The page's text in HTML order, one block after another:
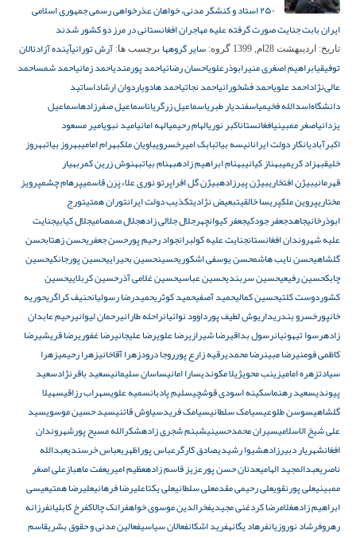
۲۵۰ استاد و کنشگر مدنی، خواهان عذرخواهی رسمی جمهوری اسلامی
ایران بابت جنایت صورت گرفته علیه مهاجران افغانستانی در مرز دو کشور شدند
تاریخ: اردیبهشت 28ام, 1399 گروه: سایر گروهها برچسب ها: آرش تورانیآینده آزادئالان
توفیقیابراهیم اصغری منیرابوذرعلویاحسان رضائیاحمد پورمندیاحمد زمانیاحمد شمساحمد
عالی‌نژاداحمد علویاحمد فشخورانیاحمد نجاتیاحمد هادویاردوان ارشاداساتید
دانشگاه‌اسدالله فخیمیاسفندیار طبریاسماعیل زرگریاناسماعیل صفرزادهاسماعیل
یزدانیاصغر ممبینیافغانستاناکبر نوریالهام رحیمیالهه امانیامید نبویامیر مسعود
اکبرآبادیانکار دولت ایرانانیسه بیاتبابک امیرخسرویباویان ملکبهرام امامیبهروز بیاتبهروز
خلیقبهزاد کریمیبهناز کیانیبهنام ابراهیم زادهبهنام بیاتبهنوش زرین کمربهیار
قهرمانیبیژن افتخاریبیژن پیرزادهبیژن گل افراپرتو نوری علاءپَرَن قاسمیپرهام چشمپرویز
مختاریپروین ملکپریسا خالقیتبعیض نژادیتکذیب دولت ایرانتوران همتیتورج
ابوذرخانیجاهدجعفر جودکیجعفر کیوانچهرجلال جلالی زادهجلال صمصامیجلال کیابیجنایت
علیه شهروندان افغانستانجنایت علیه کولبرانجواد رحیم پورحسن جعفریحسن زهتابحسن
گلشاهیحسن نایب هاشمحسن یوسفی اشکوریحسینحسین بحیراییحسین پورجانکیحسین
چابکحسین رفیعیحسین سربندیحسین عباسیحسین غلامی آذرحسین کربلاییحسین
کشوردوست کلتیحسین کمالیحمید آصفیحمید کوثریحمیدرضا رسولیانحنیف کراگریحوریه
خانپورخسرو بندریداریوش لطیف پورداوود نوائیانراحله طارانیرحمان لیوانیرحیم عابدان
زادهرسوا تیهوئیانرسول بداقیرضا شیرازیرضا علویرضا علیجانیرضا غفوریرضا قریشیرضا
کاظمی فومنیرضا مبینرضا محمدیرقیه زارع پورروجا درودزهرا آقاخانیزهرا رحیمیزهرا
سیادتزهره امامیزینب محویژیلا مکوندیسارا امانیساسان سلیمانیسعید باقرنژادسعید
پیوندیسعید رهنماسکینه اسودی قوشچیسلیم پادبانسمیه علویسهراب رزاقیسهیلا
گلشاهیسوسن طلوعیسیامک سلطانیسیامک فریدسیاوش قائنیسید حسین موسویسید
علی شیخ الاسلامیسیران محمدحسینیشبنم شجری زادهشکرالله مسیح پورشهروندان
افغانشهریار دبیرزادهشیوا رشیدیصادق کارگرعباس پوراظهریعباس خرسندیعبدالله
ناصریعبدالمجید الهامیعدنان حسن پورعزیز قاسم زادهعظیم امیریعفت ماهبازعلی اصغر
ممبینیعلی پورنقویعلی رحیمی مقدمعلی سلطانیعلی یکتاعلیرضا فرهانیعلیرضا همتیعیسی
ابراهیم زادهغلامرضا کردغنی مجیدیفخرالدین موسوی خواهفرانک چالاکفرخ کابلیانفرزانه
رهروفرشاد نوروزیانفرهاد یگانهفرید اشکانفعالان سیاسیفعالین مدنی و حقوق بشریقاسم